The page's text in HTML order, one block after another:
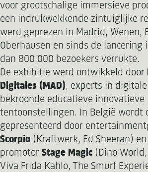
voor grootschalige immersieve
een indrukwekkende zintuiglijke
werd geprezen in Madrid, Wenen,
Oberhausen en sinds de lancering
dan 800.000 bezoekers verrukte.
De exhibitie werd ontwikkeld door
Digitales (MAD), experts in
bekroonde educatieve innovatieve
tentoonstellingen. In België wordt
gepresenteerd door
Scorpio (Kraftwerk, Ed Sheeran)
promotor Stage Magic (Dino
Viva Frida Kahlo, The Smurf